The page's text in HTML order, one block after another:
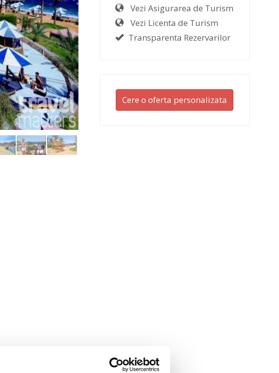
Vezi Asigurarea de Turism
Vezi Licenta de Turism
Transparenta Rezervarilor
Cere o oferta personalizata